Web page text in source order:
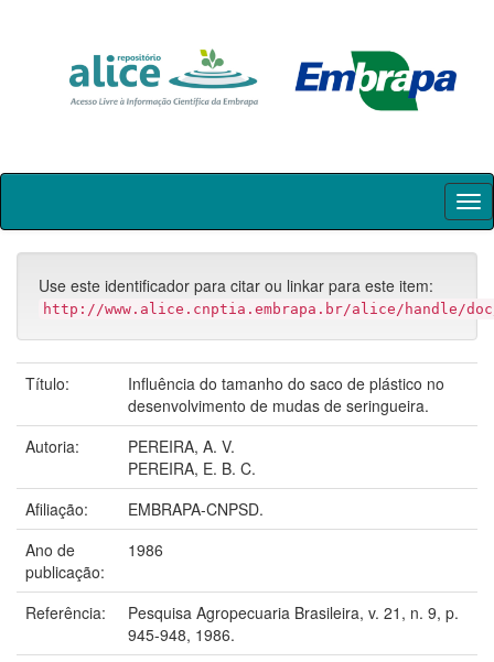
Skip
Use este identificador para citar ou linkar para este item:
http://www.alice.cnptia.embrapa.br/alice/handle/
Título:
Influência do tamanho do saco de plástico no
desenvolvimento de mudas de seringueira.
Autoria:
PEREIRA, A. V.
PEREIRA, E. B. C.
Afiliação:
EMBRAPA-CNPSD.
Ano de
publicação:
1986
Referência:
Pesquisa Agropecuaria Brasileira, v. 21, n. 9, p.
945-948, 1986.